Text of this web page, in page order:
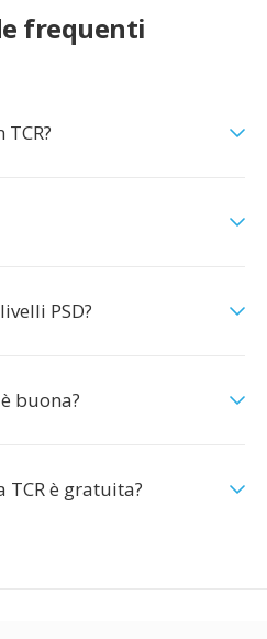
frequenti
PSD?
buona?
TCR è gratuita?